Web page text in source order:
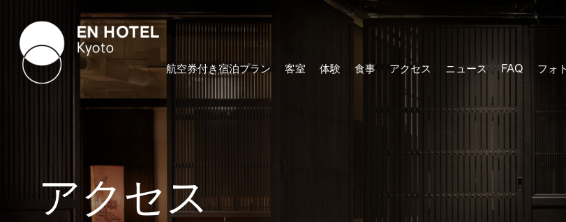
航空券付き宿泊プラン
客室 体験 食事 アクセス ニュース FAQ フォト
アクセス